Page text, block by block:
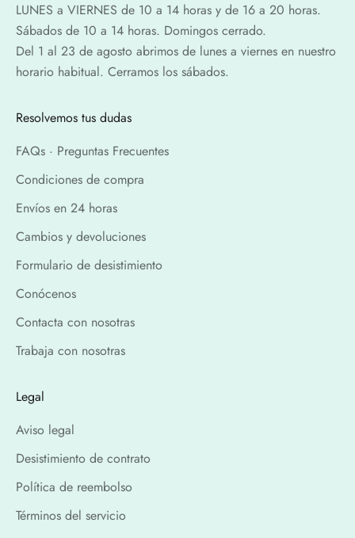
LUNES a VIERNES de 10 a 14 horas y de 16 a 20 horas.
Sábados de 10 a 14 horas. Domingos cerrado.
Del 1 al 23 de agosto abrimos de lunes a viernes en nuestro
horario habitual. Cerramos los sábados.
Resolvemos tus dudas
FAQs · Preguntas Frecuentes
Condiciones de compra
Envíos en 24 horas
Cambios y devoluciones
Formulario de desistimiento
Conócenos
Contacta con nosotras
Trabaja con nosotras
Legal
Aviso legal
Desistimiento de contrato
Política de reembolso
Términos del servicio